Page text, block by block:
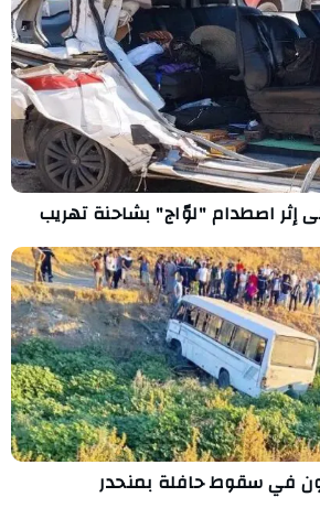
إثر اصطدام "لوّاج" بشاحنة تهريب
في سقوط حافلة بمنحدر